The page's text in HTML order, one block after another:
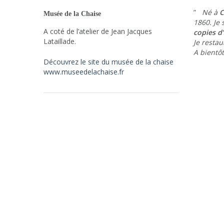
Musée de la Chaise
A coté de l’atelier de Jean Jacques
Lataillade.
Découvrez le site du musée de la chaise
www.museedelachaise.fr
” Né à
1860.
copies
Je
A